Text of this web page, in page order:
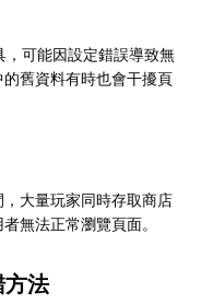
可能因設定錯誤導致無
舊資料有時也會干擾頁
大量玩家同時存取商店
無法正常瀏覽頁面。
法